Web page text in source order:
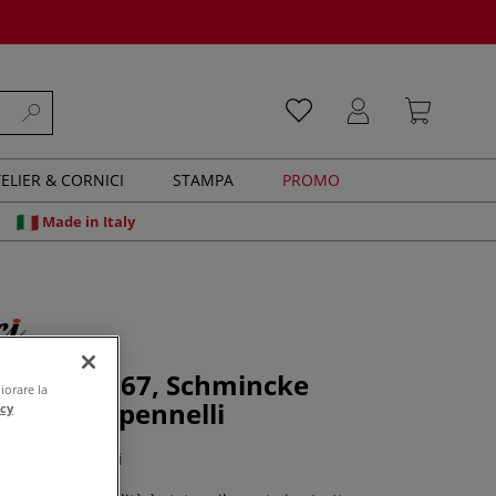
& CORNICI STAMPA PROMO
Made in Italy
11767, Schmincke
Set di 3 pennelli
0 recensioni
la